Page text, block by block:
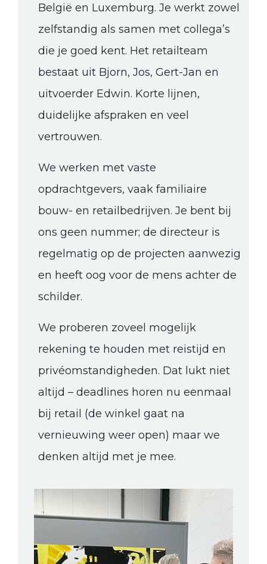
België en Luxemburg. Je werkt zowel
zelfstandig als samen met collega’s
die je goed kent. Het retailteam
bestaat uit Bjorn, Jos, Gert-Jan en
uitvoerder Edwin. Korte lijnen,
duidelijke afspraken en veel
vertrouwen.
We werken met vaste
opdrachtgevers, vaak familiaire
bouw- en retailbedrijven. Je bent bij
ons geen nummer; de directeur is
regelmatig op de projecten aanwezig
en heeft oog voor de mens achter de
schilder.
We proberen zoveel mogelijk
rekening te houden met reistijd en
privéomstandigheden. Dat lukt niet
altijd – deadlines horen nu eenmaal
bij retail (de winkel gaat na
vernieuwing weer open) maar we
denken altijd met je mee.